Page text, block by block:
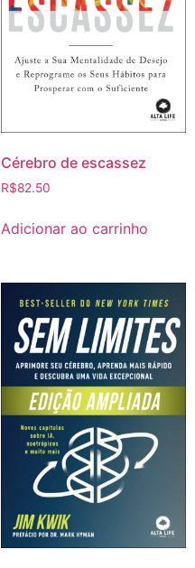
Cérebro de escassez
R$82.50
Adicionar ao carrinho